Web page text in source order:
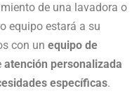
de una lavadora o
equipo estará a su
con un equipo de
atención personalizada
específicas.